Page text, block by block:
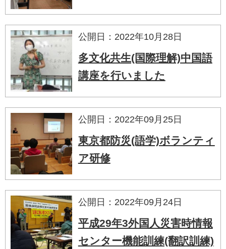
公開日：2022年10月28日
多文化共生(国際理解)中国語
講座を行いました
公開日：2022年09月25日
東京都防災(語学)ボランティ
ア研修
公開日：2022年09月24日
平成29年3外国人災害時情報
センター機能訓練(翻訳訓練)